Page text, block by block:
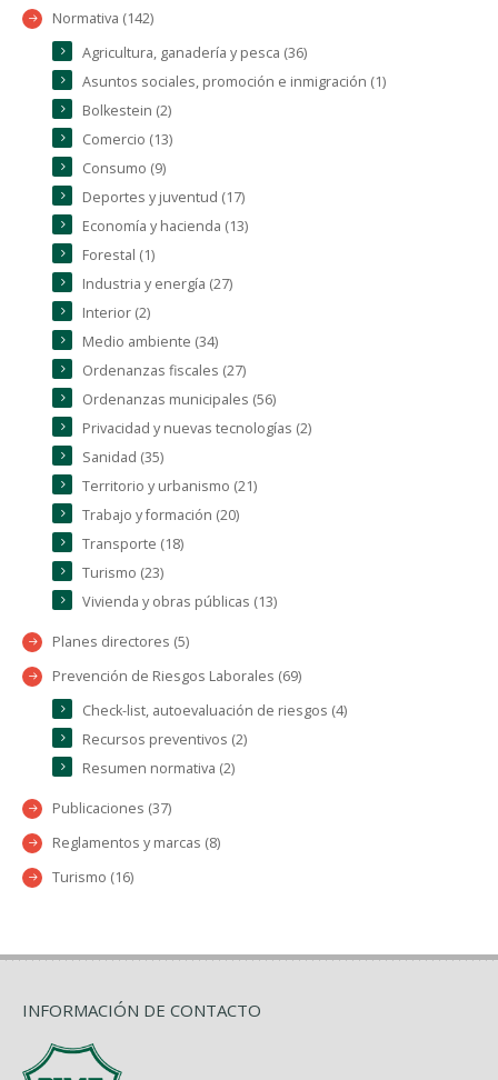
Normativa (142)
Agricultura, ganadería y pesca (36)
Asuntos sociales, promoción e inmigración (1)
Bolkestein (2)
Comercio (13)
Consumo (9)
Deportes y juventud (17)
Economía y hacienda (13)
Forestal (1)
Industria y energía (27)
Interior (2)
Medio ambiente (34)
Ordenanzas fiscales (27)
Ordenanzas municipales (56)
Privacidad y nuevas tecnologías (2)
Sanidad (35)
Territorio y urbanismo (21)
Trabajo y formación (20)
Transporte (18)
Turismo (23)
Vivienda y obras públicas (13)
Planes directores (5)
Prevención de Riesgos Laborales (69)
Check-list, autoevaluación de riesgos (4)
Recursos preventivos (2)
Resumen normativa (2)
Publicaciones (37)
Reglamentos y marcas (8)
Turismo (16)
INFORMACIÓN DE CONTACTO